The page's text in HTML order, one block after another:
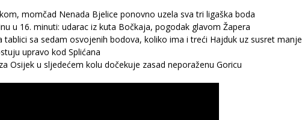
momčad Nenada Bjelice ponovno uzela sva tri ligaška boda
u 16. minuti: udarac iz kuta Bočkaja, pogodak glavom Žapera
tablici sa sedam osvojenih bodova, koliko ima i treći Hajduk uz susret manje
upravo kod Splićana
Osijek u sljedećem kolu dočekuje zasad neporaženu Goricu